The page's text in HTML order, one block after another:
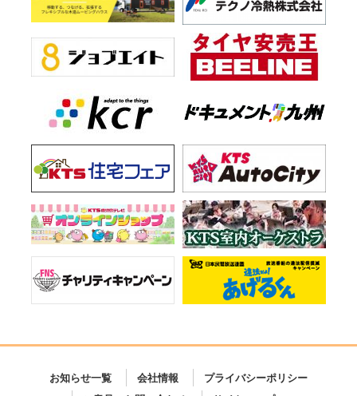
お知らせ一覧 会社情報
プライバシーポリシー